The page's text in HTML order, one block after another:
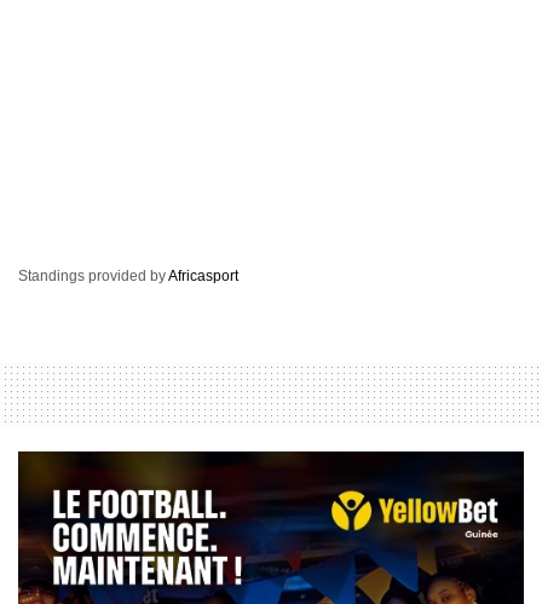
Standings provided byAfricasport